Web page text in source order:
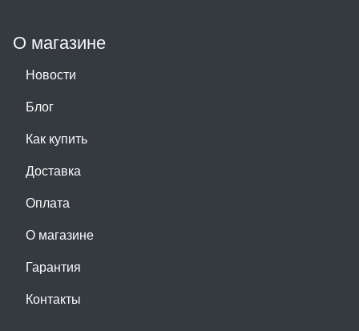
О магазине
Новости
Блог
Как купить
Доставка
Оплата
О магазине
Гарантия
Контакты